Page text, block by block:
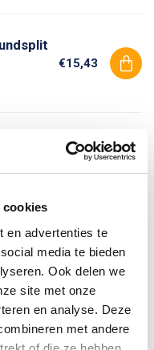
cookies
en advertenties te
media te bieden
Ook delen we
site met onze
en analyse. Deze
met andere
€15,43
€2,50
Neem contact op
je graag verder!